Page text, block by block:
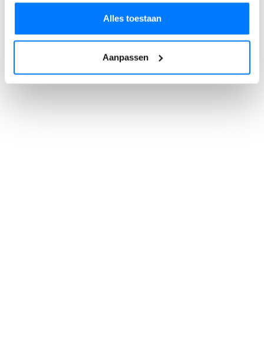
Alles toestaan
Aanpassen